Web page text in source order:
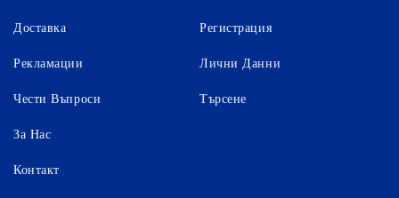
Доставка
Рекламации
Чести Въпроси
Регистрация
Лични Данни
Търсене
За Нас
Контакт